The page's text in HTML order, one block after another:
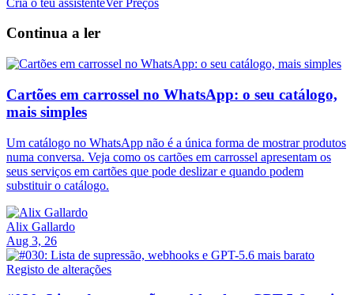
Continua a ler
Cartões em carrossel no WhatsApp: o seu catálogo,
mais simples
Um catálogo no WhatsApp não é a única forma de mostrar produtos
numa conversa. Veja como os cartões em carrossel apresentam os
seus serviços em cartões que pode deslizar e quando podem
substituir o catálogo.
Alix Gallardo
Aug 3, 26
Registo de alterações